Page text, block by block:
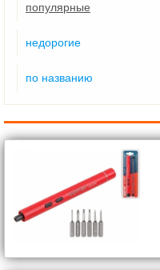
популярные
недорогие
по названию